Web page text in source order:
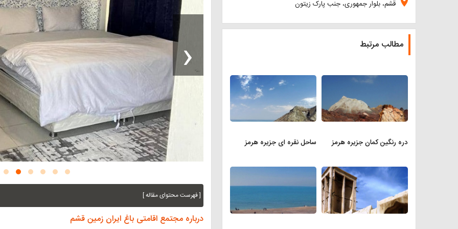
‹
[ فهرست محتوای مقاله ]
درباره مجتمع اقامتی باغ ایران زمین قشم
قشم، بلوار جمهوری، جنب پارک زیتون
مطالب مرتبط
دره رنگین کمان جزیره هرمز ساحل نقره ای جزیره هرمز